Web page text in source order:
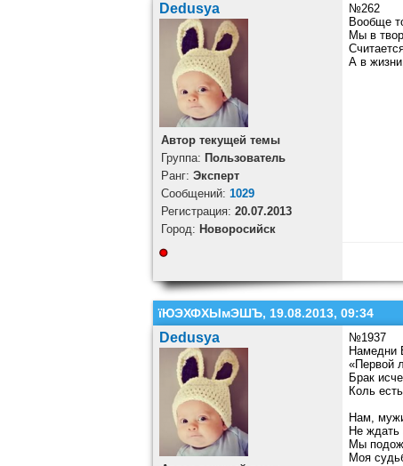
Dedusya
Автор текущей темы
Группа: Пользователь
Ранг: Эксперт
Cообщений: 1029
Регистрация: 20.07.2013
Город: Новоросийск
№262
Вообще
Мы в
А в
їЮЭХФХЫмЭШЪ, 19.08.2013, 09:34
Dedusya
№1937
Намедни
«Первой
Брак
Коль
Нам,
Не ждать
Мы
Моя